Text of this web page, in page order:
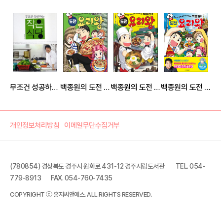
무조건 성공하는 작은 식당 백종원의 도전 요리왕 3 이탈리아 백종원의 도전 요리왕 6 대한민국 ① 백종원의 도전 요리왕 5 태국
개인정보처리방침 이메일무단수집거부
(780854) 경상북도 경주시 원화로 431-12 경주시립도서관
TEL. 054-
779-8913
FAX. 054-760-7435
COPYRIGHT ⓒ 홍지씨앤에스. ALL RIGHTS RESERVED.